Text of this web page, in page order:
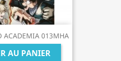
ACADEMIA 013MHA
AU PANIER